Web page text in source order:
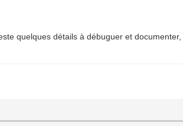
quelques détails à débuguer et